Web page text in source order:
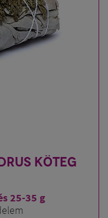
KÖTEG
25-35 g